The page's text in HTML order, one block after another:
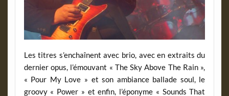
Les titres s’enchaînent avec brio, avec en extraits du
dernier opus, l’émouvant « The Sky Above The Rain »,
« Pour My Love » et son ambiance ballade soul, le
groovy « Power » et enfin, l’éponyme « Sounds That